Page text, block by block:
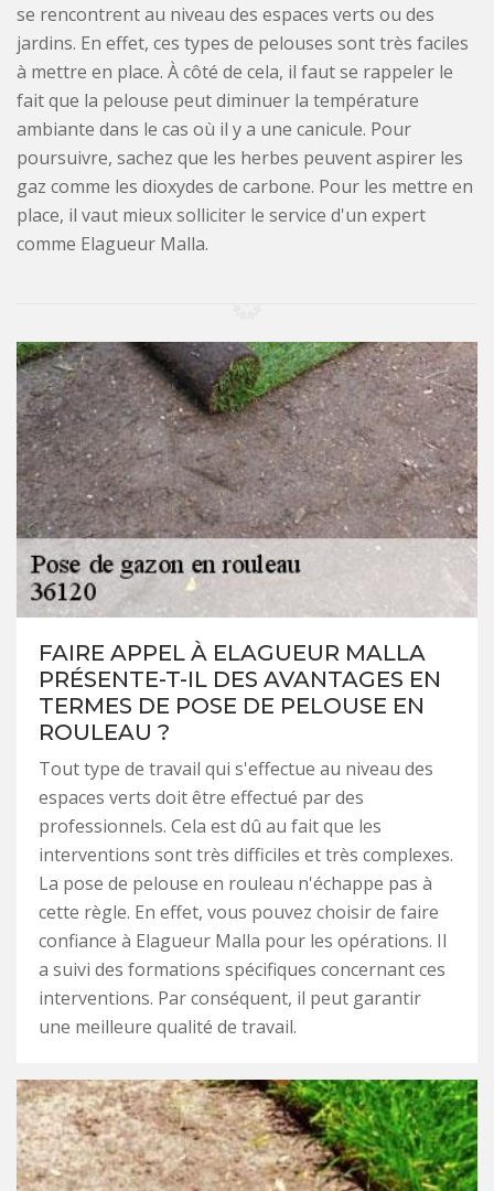
se rencontrent au niveau des espaces verts ou des
jardins. En effet, ces types de pelouses sont très faciles
à mettre en place. À côté de cela, il faut se rappeler le
fait que la pelouse peut diminuer la température
ambiante dans le cas où il y a une canicule. Pour
poursuivre, sachez que les herbes peuvent aspirer les
gaz comme les dioxydes de carbone. Pour les mettre en
place, il vaut mieux solliciter le service d'un expert
comme Elagueur Malla.
FAIRE APPEL À ELAGUEUR MALLA
PRÉSENTE-T-IL DES AVANTAGES EN
TERMES DE POSE DE PELOUSE EN
ROULEAU ?
Tout type de travail qui s'effectue au niveau des
espaces verts doit être effectué par des
professionnels. Cela est dû au fait que les
interventions sont très difficiles et très complexes.
La pose de pelouse en rouleau n'échappe pas à
cette règle. En effet, vous pouvez choisir de faire
confiance à Elagueur Malla pour les opérations. Il
a suivi des formations spécifiques concernant ces
interventions. Par conséquent, il peut garantir
une meilleure qualité de travail.